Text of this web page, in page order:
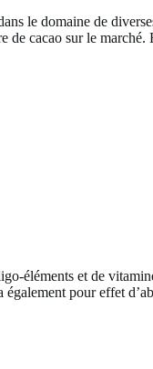
le domaine de
cacao sur le
éléments et de
pour effet